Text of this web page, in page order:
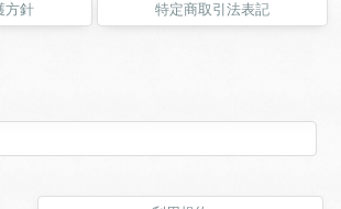
方針 特定商取引法表記